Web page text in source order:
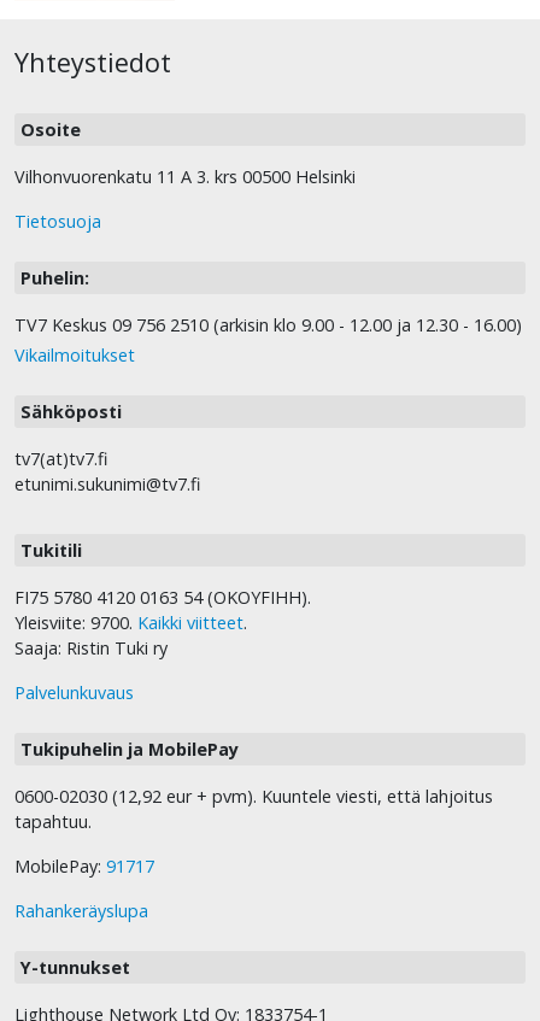
Yhteystiedot
Osoite
Vilhonvuorenkatu 11 A 3. krs 00500 Helsinki
Tietosuoja
Puhelin:
TV7 Keskus 09 756 2510 (arkisin klo 9.00 - 12.00 ja 12.30 - 16.00)
Vikailmoitukset
Sähköposti
tv7(at)tv7.fi
etunimi.sukunimi@tv7.fi
Tukitili
FI75 5780 4120 0163 54 (OKOYFIHH).
Yleisviite: 9700. Kaikki viitteet.
Saaja: Ristin Tuki ry
Palvelunkuvaus
Tukipuhelin ja MobilePay
0600-02030 (12,92 eur + pvm). Kuuntele viesti, että lahjoitus
tapahtuu.
MobilePay: 91717
Rahankeräyslupa
Y-tunnukset
Lighthouse Network Ltd Oy: 1833754-1